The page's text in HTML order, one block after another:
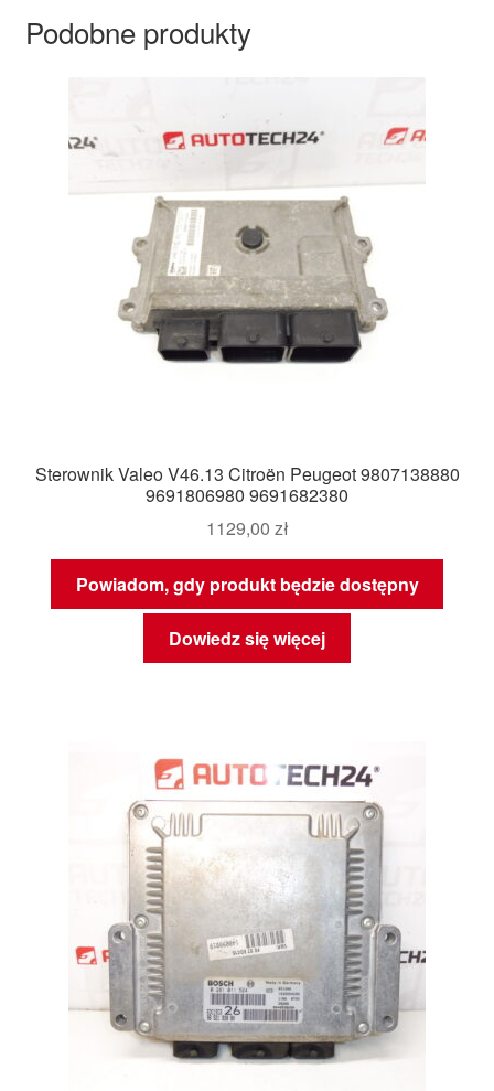
Podobne produkty
Sterownik Valeo V46.13 Citroën Peugeot 9807138880
9691806980 9691682380
1129,00 zł
Powiadom, gdy produkt będzie dostępny
Dowiedz się więcej